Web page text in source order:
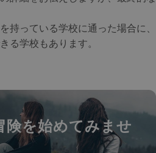
持っている学校に通った場合に、
る学校もあります。
険を始めてみませ